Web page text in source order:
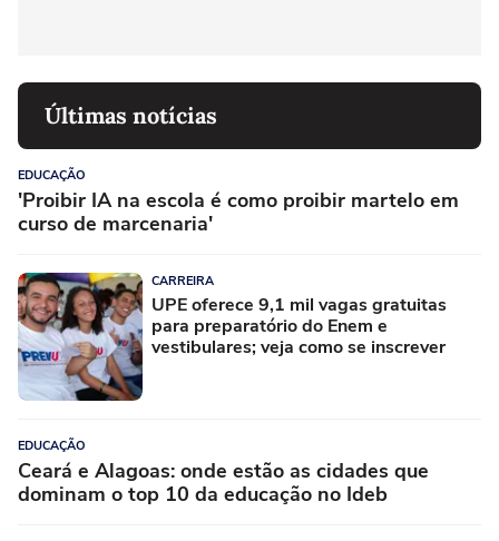
Últimas notícias
EDUCAÇÃO
'Proibir IA na escola é como proibir martelo em
curso de marcenaria'
CARREIRA
UPE oferece 9,1 mil vagas gratuitas
para preparatório do Enem e
vestibulares; veja como se inscrever
EDUCAÇÃO
Ceará e Alagoas: onde estão as cidades que
dominam o top 10 da educação no Ideb